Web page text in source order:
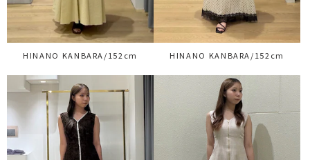
HINANO KANBARA/152cm HINANO KANBARA/152cm